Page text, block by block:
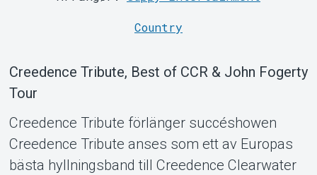
Support
Country
Creedence Tribute, Best of CCR & John Fogerty
Tour
Creedence Tribute förlänger succéshowen
Creedence Tribute anses som ett av Europas
bästa hyllningsband till Creedence Clearwater